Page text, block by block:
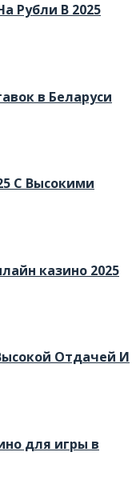
Рубли В 2025
в Беларуси
С Высокими
казино 2025
Отдачей И
для игры в